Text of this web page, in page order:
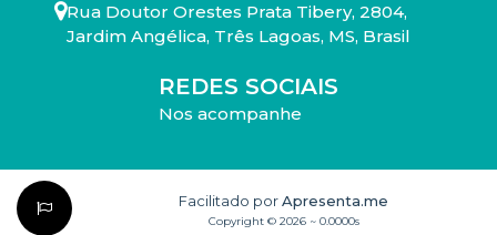
Rua Doutor Orestes Prata Tibery, 2804,
Jardim Angélica, Três Lagoas, MS, Brasil
REDES SOCIAIS
Nos acompanhe
Facilitado porApresenta.me
Copyright © 2026 ~ 0.0000s